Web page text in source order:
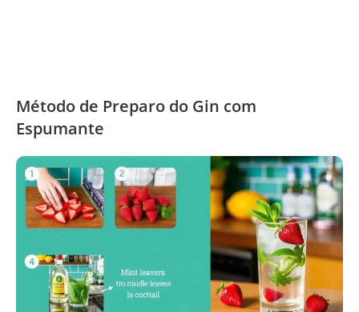
Método de Preparo do Gin com
Espumante